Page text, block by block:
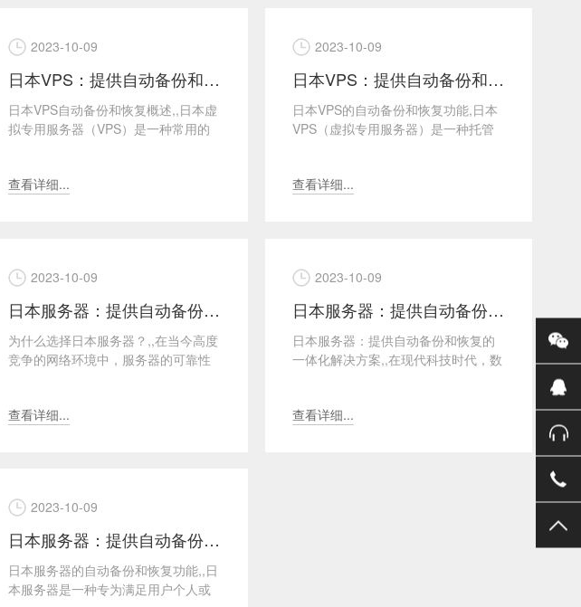
2023-10-09
日本VPS：提供自动备份和恢复
日本VPS自动备份和恢复概述,,日本虚
拟专用服务器（VPS）是一种常用的
查看详细...
2023-10-09
日本VPS：提供自动备份和恢复
日本VPS的自动备份和恢复功能,日本
VPS（虚拟专用服务器）是一种托管
查看详细...
2023-10-09
日本服务器：提供自动备份和恢复
为什么选择日本服务器？,,在当今高度
竞争的网络环境中，服务器的可靠性
查看详细...
2023-10-09
日本服务器：提供自动备份和恢复
日本服务器：提供自动备份和恢复的
一体化解决方案,,在现代科技时代，数
查看详细...
2023-10-09
日本服务器：提供自动备份和恢复
日本服务器的自动备份和恢复功能,,日
本服务器是一种专为满足用户个人或